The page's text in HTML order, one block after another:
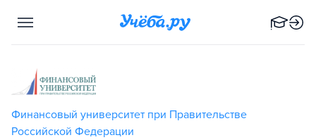
Финансовый университет при Правительстве
Российской Федерации